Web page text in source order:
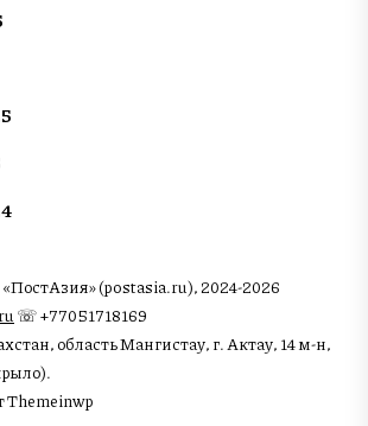
(postasia.ru), 2024-2026
☏ +77051718169
область Мангистау, г. Актау, 14 м-н,
Themeinwp